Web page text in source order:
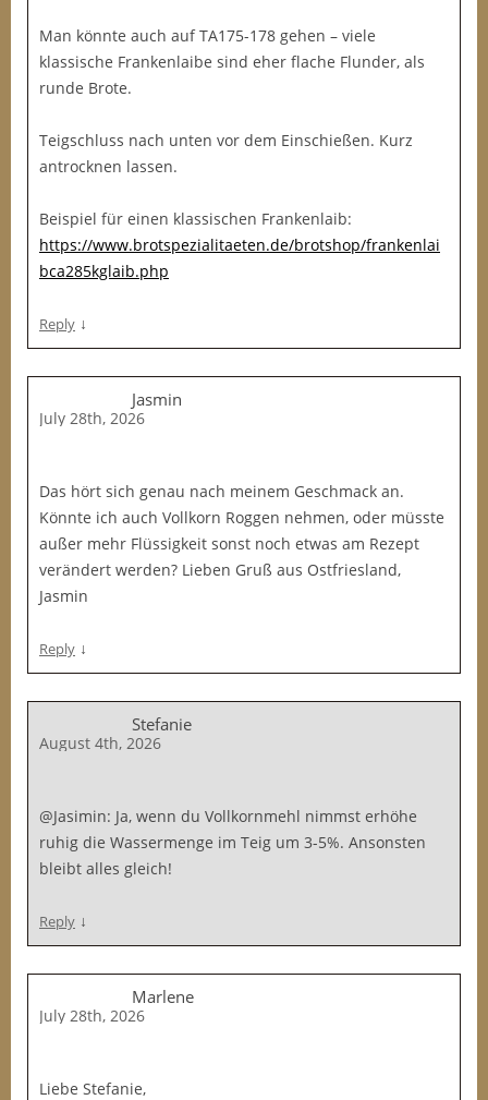
Man könnte auch auf TA175-178 gehen – viele
klassische Frankenlaibe sind eher flache Flunder, als
runde Brote.
Teigschluss nach unten vor dem Einschießen. Kurz
antrocknen lassen.
Beispiel für einen klassischen Frankenlaib:
https://www.brotspezialitaeten.de/brotshop/frankenlai
bca285kglaib.php
Reply ↓
Jasmin
July 28th, 2026
Das hört sich genau nach meinem Geschmack an.
Könnte ich auch Vollkorn Roggen nehmen, oder müsste
außer mehr Flüssigkeit sonst noch etwas am Rezept
verändert werden? Lieben Gruß aus Ostfriesland,
Jasmin
Reply ↓
Stefanie
August 4th, 2026
@Jasimin: Ja, wenn du Vollkornmehl nimmst erhöhe
ruhig die Wassermenge im Teig um 3-5%. Ansonsten
bleibt alles gleich!
Reply ↓
Marlene
July 28th, 2026
Liebe Stefanie,